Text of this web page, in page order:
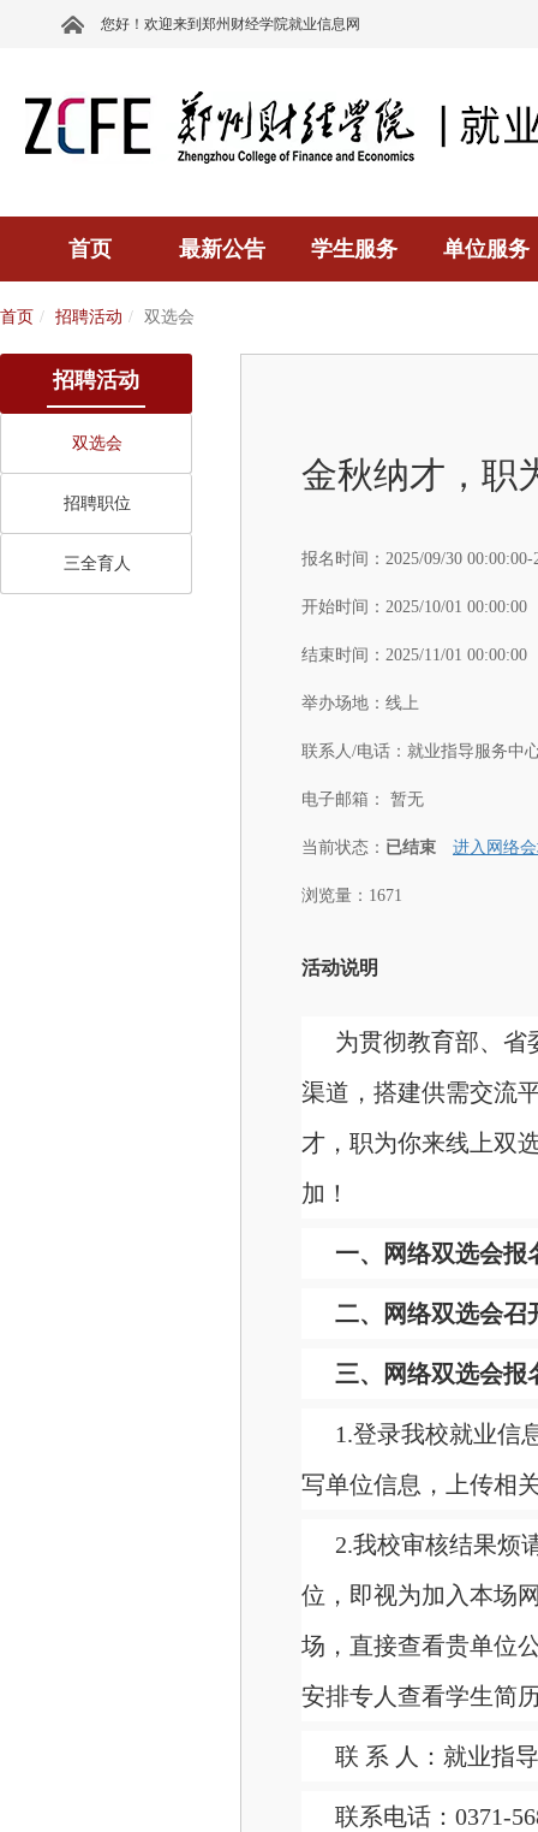
您好！欢迎来到郑州财经学院就业信息网
首页 最新公告 学生服务 单位服务
首页 招聘活动 双选会
招聘活动
双选会
招聘职位
三全育人
金秋纳才，职
报名时间： 2025/09/30
开始时间： 2025/10/01 00:00:00
结束时间： 2025/11/01 00:00:00
举办场地： 线上
联系人/电话： 就业指导服务中
电子邮箱： 暂无
当前状态： 已结束 进入网络
浏览量：1671
活动说明
为贯彻教育部、省
渠道，搭建供需交流
才，职为你来线上双
加！
一、网络双选会报
二、网络双选会召
三、网络双选会报
1.登录我校就业信
写单位信息，上传相
2.我校审核结果烦
位，即视为加入本场
场，直接查看贵单位
安排专人查看学生简
联 系 人：就业指
联系电话：0371-